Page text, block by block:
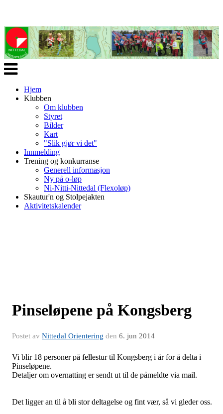
Veksle
navigasjon
Hjem
Klubben
Om klubben
Styret
Bilder
Kart
"Slik gjør vi det"
Innmelding
Trening og konkurranse
Generell informasjon
Ny på o-løp
Ni-Nitti-Nittedal (Flexoløp)
Skautur'n og Stolpejakten
Aktivitetskalender
Pinseløpene på Kongsberg
Postet av Nittedal Orientering den 6. jun 2014
Vi blir 18 personer på fellestur til Kongsberg i år for å delta i
Pinseløpene.
Detaljer om overnatting er sendt ut til de påmeldte via mail.
Det ligger an til å bli stor deltagelse og fint vær, så vi gleder oss.